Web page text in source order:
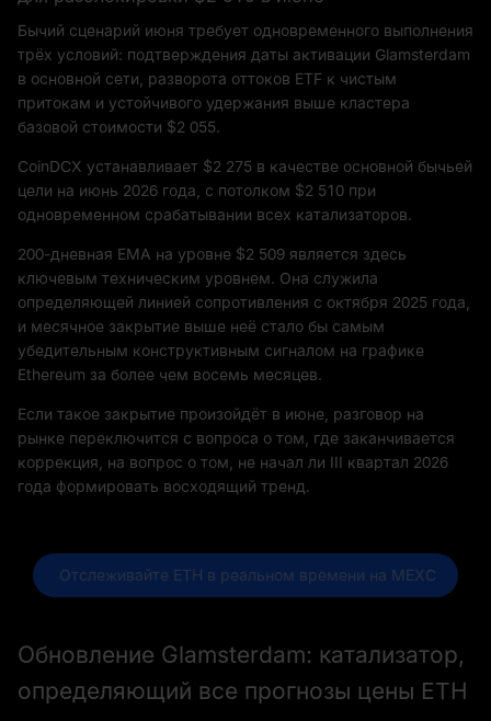
Бычий сценарий июня требует одновременного выполнения
трёх условий: подтверждения даты активации Glamsterdam
в основной сети, разворота оттоков ETF к чистым
притокам и устойчивого удержания выше кластера
базовой стоимости $2 055.
CoinDCX устанавливает $2 275 в качестве основной бычьей
цели на июнь 2026 года, с потолком $2 510 при
одновременном срабатывании всех катализаторов.
200-дневная EMA на уровне $2 509 является здесь
ключевым техническим уровнем. Она служила
определяющей линией сопротивления с октября 2025 года,
и месячное закрытие выше неё стало бы самым
убедительным конструктивным сигналом на графике
Ethereum за более чем восемь месяцев.
Если такое закрытие произойдёт в июне, разговор на
рынке переключится с вопроса о том, где заканчивается
коррекция, на вопрос о том, не начал ли III квартал 2026
года формировать восходящий тренд.
Отслеживайте ETH в реальном времени на MEXC
Обновление Glamsterdam: катализатор,
определяющий все прогнозы цены ETH